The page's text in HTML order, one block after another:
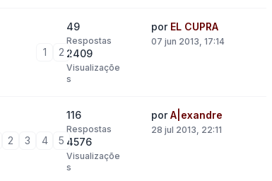
1 2
49
Respostas
2409
Visualizaçõe
s
por EL CUPRA
07 jun 2013, 17:14
2 3 4 5
116
Respostas
4576
Visualizaçõe
s
porA|exandre
28 jul 2013, 22:11